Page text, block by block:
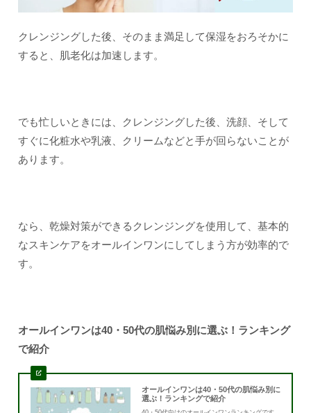
クレンジングした後、そのまま満足して保湿をおろそかに
すると、肌老化は加速します。
でも忙しいときには、クレンジングした後、洗顔、そして
すぐに化粧水や乳液、クリームなどと手が回らないことが
あります。
なら、乾燥対策ができるクレンジングを使用して、基本的
なスキンケアをオールインワンにしてしまう方が効率的で
す。
オールインワンは40・50代の肌悩み別に選ぶ！ランキング
で紹介
オールインワンは40・50代の肌悩み別に
選ぶ！ランキングで紹介